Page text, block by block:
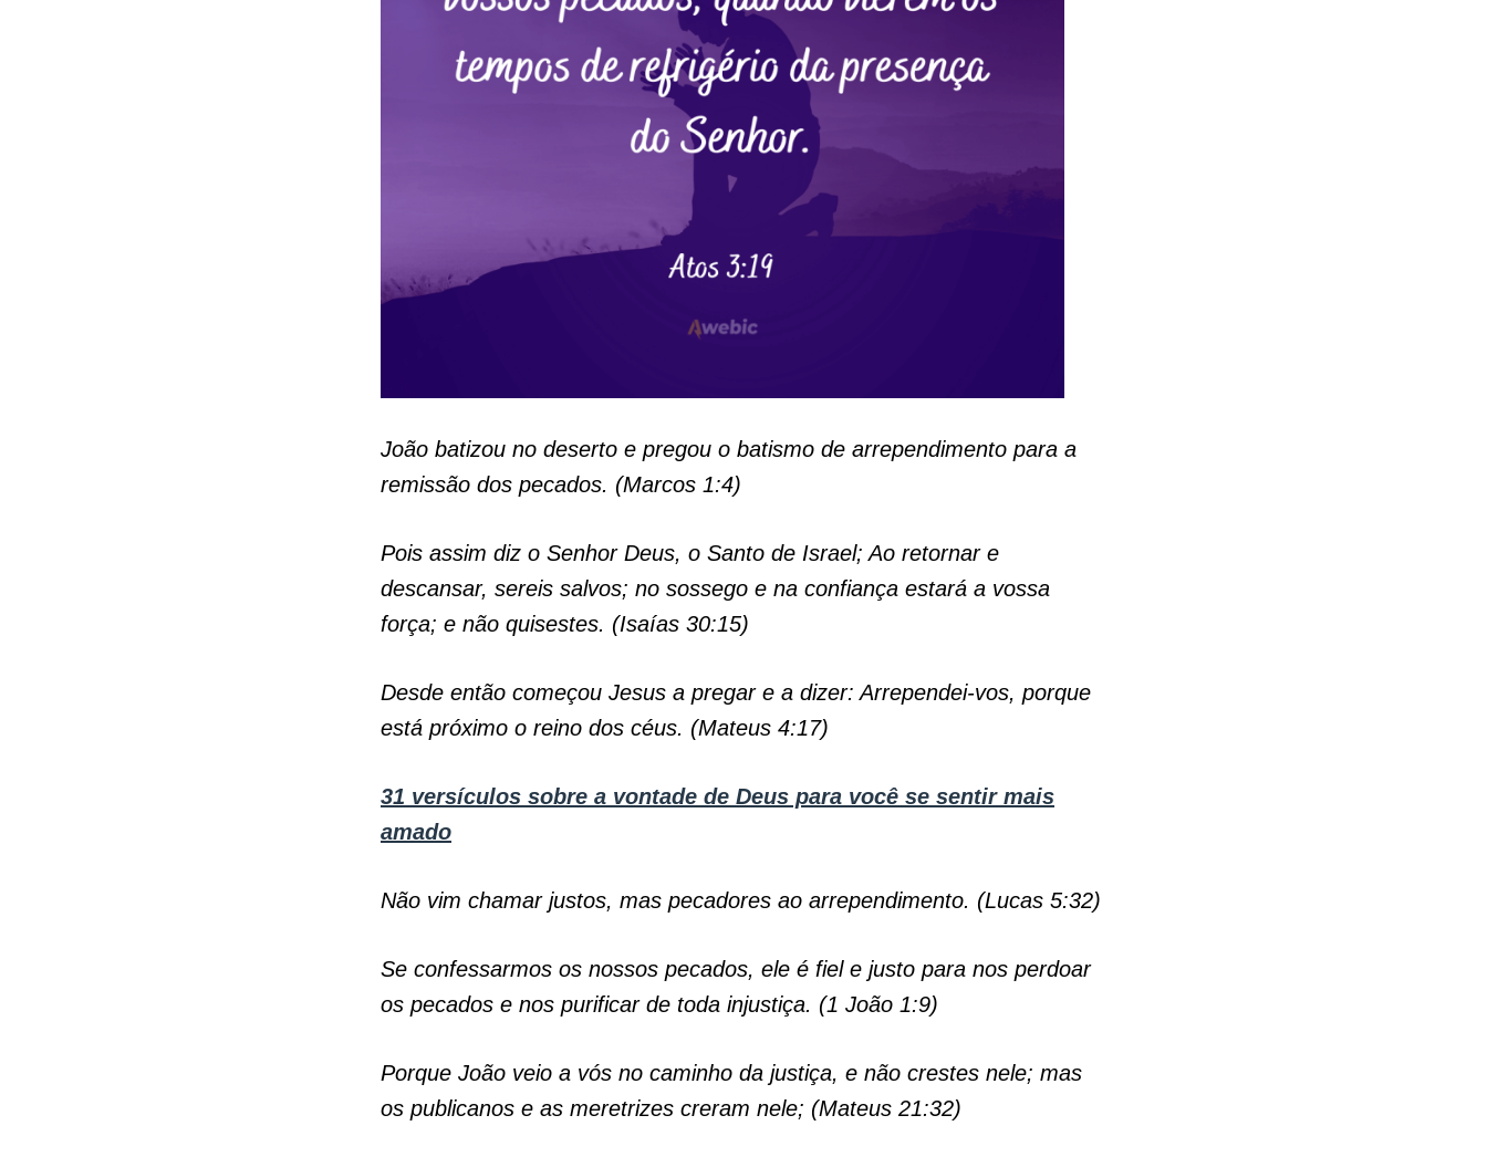
João batizou no deserto e pregou o batismo de arrependimento para a
remissão dos pecados. (Marcos 1:4)
Pois assim diz o Senhor Deus, o Santo de Israel; Ao retornar e
descansar, sereis salvos; no sossego e na confiança estará a vossa
força; e não quisestes. (Isaías 30:15)
Desde então começou Jesus a pregar e a dizer: Arrependei-vos, porque
está próximo o reino dos céus. (Mateus 4:17)
31 versículos sobre a vontade de Deus para você se sentir mais
amado
Não vim chamar justos, mas pecadores ao arrependimento. (Lucas 5:32)
Se confessarmos os nossos pecados, ele é fiel e justo para nos perdoar
os pecados e nos purificar de toda injustiça. (1 João 1:9)
Porque João veio a vós no caminho da justiça, e não crestes nele; mas
os publicanos e as meretrizes creram nele; (Mateus 21:32)